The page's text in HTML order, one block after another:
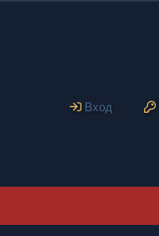
Вход